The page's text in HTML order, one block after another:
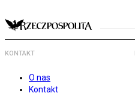
KONTAKT
O nas
Kontakt